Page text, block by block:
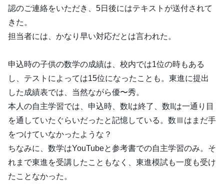
認のご連絡をいただき、5日後にはテキストが送付されて
きた。
担当者には、かなり早い対応だとは言われた。
申込時の子供の数学の成績は、校内では1位の時もある
し、テストによっては15位になったことも。東進に提出
した成績表では、当然ながら優〜秀。
本人の自主学習では、申込時、数Iは終了、数IIは一通り目
を通していたぐらいだったと記憶している。数Ⅲはまだ手
をつけていなかったような？
ちなみに、数学はYouTubeと参考書での自主学習のみ。そ
れまで東進を受講したこともなく、東進模試も一度も受け
たことなかった。